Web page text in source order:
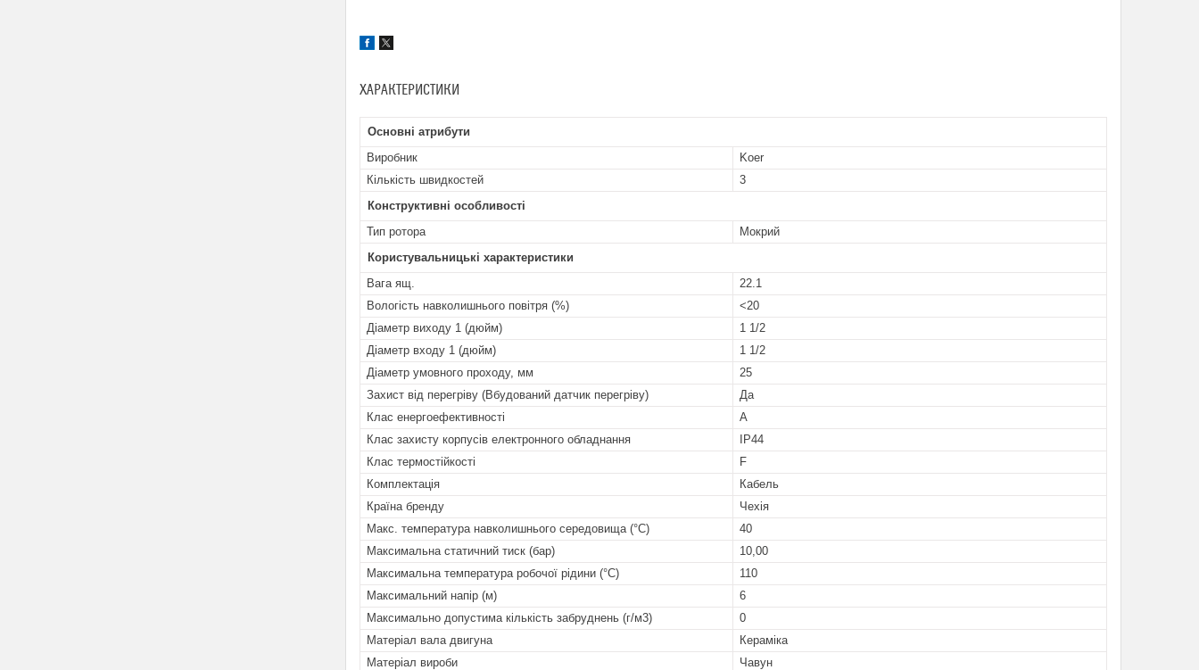
ХАРАКТЕРИСТИКИ
Основні атрибути
Виробник
Koer
Кількість швидкостей
3
Конструктивні особливості
Тип ротора
Мокрий
Користувальницькі характеристики
Вага ящ.
22.1
Вологість навколишнього повітря (%)
<20
Діаметр виходу 1 (дюйм)
1 1/2
Діаметр входу 1 (дюйм)
1 1/2
Діаметр умовного проходу, мм
25
Захист від перегріву (Вбудований датчик перегріву)
Да
Клас енергоефективності
A
Клас захисту корпусів електронного обладнання
IP44
Клас термостійкості
F
Комплектація
Кабель
Країна бренду
Чехія
Макс. температура навколишнього середовища (°C)
40
Максимальна статичний тиск (бар)
10,00
Максимальна температура робочої рідини (°C)
110
Максимальний напір (м)
6
Максимально допустима кількість забруднень (г/м3)
0
Матеріал вала двигуна
Кераміка
Матеріал вироби
Чавун